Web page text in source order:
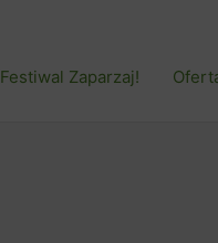
Festiwal Zaparzaj!